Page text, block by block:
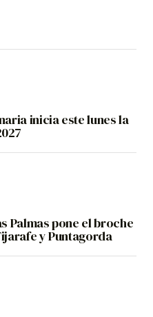
inicia este lunes la
Palmas pone el broche
y Puntagorda